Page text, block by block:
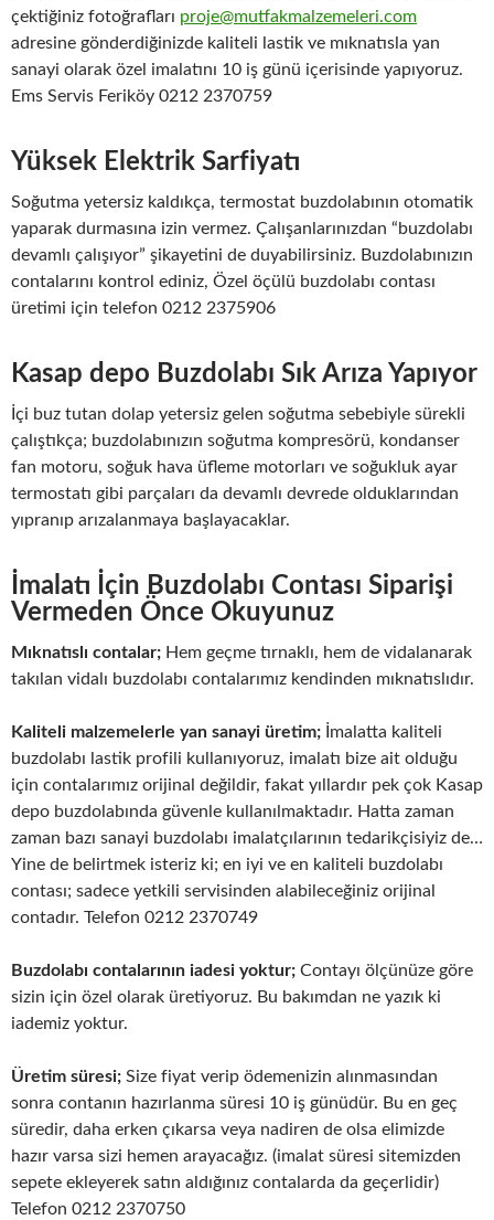
çektiğiniz fotoğrafları proje@mutfakmalzemeleri.com
adresine gönderdiğinizde kaliteli lastik ve mıknatısla yan
sanayi olarak özel imalatını 10 iş günü içerisinde yapıyoruz.
Ems Servis Feriköy 0212 2370759
Yüksek Elektrik Sarfiyatı
Soğutma yetersiz kaldıkça, termostat buzdolabının otomatik
yaparak durmasına izin vermez. Çalışanlarınızdan “buzdolabı
devamlı çalışıyor” şikayetini de duyabilirsiniz. Buzdolabınızın
contalarını kontrol ediniz, Özel öçülü buzdolabı contası
üretimi için telefon 0212 2375906
Kasap depo Buzdolabı Sık Arıza Yapıyor
İçi buz tutan dolap yetersiz gelen soğutma sebebiyle sürekli
çalıştıkça; buzdolabınızın soğutma kompresörü, kondanser
fan motoru, soğuk hava üfleme motorları ve soğukluk ayar
termostatı gibi parçaları da devamlı devrede olduklarından
yıpranıp arızalanmaya başlayacaklar.
İmalatı İçin Buzdolabı Contası Siparişi
Vermeden Önce Okuyunuz
Mıknatıslı contalar; Hem geçme tırnaklı, hem de vidalanarak
takılan vidalı buzdolabı contalarımız kendinden mıknatıslıdır.
Kaliteli malzemelerle yan sanayi üretim; İmalatta kaliteli
buzdolabı lastik profili kullanıyoruz, imalatı bize ait olduğu
için contalarımız orijinal değildir, fakat yıllardır pek çok Kasap
depo buzdolabında güvenle kullanılmaktadır. Hatta zaman
zaman bazı sanayi buzdolabı imalatçılarının tedarikçisiyiz de…
Yine de belirtmek isteriz ki; en iyi ve en kaliteli buzdolabı
contası; sadece yetkili servisinden alabileceğiniz orijinal
contadır. Telefon 0212 2370749
Buzdolabı contalarının iadesi yoktur; Contayı ölçünüze göre
sizin için özel olarak üretiyoruz. Bu bakımdan ne yazık ki
iademiz yoktur.
Üretim süresi; Size fiyat verip ödemenizin alınmasından
sonra contanın hazırlanma süresi 10 iş günüdür. Bu en geç
süredir, daha erken çıkarsa veya nadiren de olsa elimizde
hazır varsa sizi hemen arayacağız. (imalat süresi sitemizden
sepete ekleyerek satın aldığınız contalarda da geçerlidir)
Telefon 0212 2370750